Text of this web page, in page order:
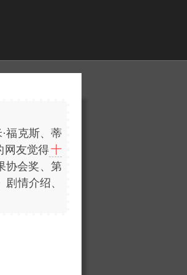
福克斯、蒂
网友觉得十
协会奖、第
情介绍、